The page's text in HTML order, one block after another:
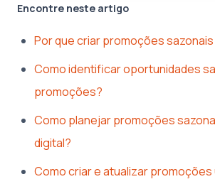
Encontre neste artigo
Por que criar promoções
Como identificar oportunidades
promoções?
Como planejar promoções
digital?
Como criar e atualizar promoções